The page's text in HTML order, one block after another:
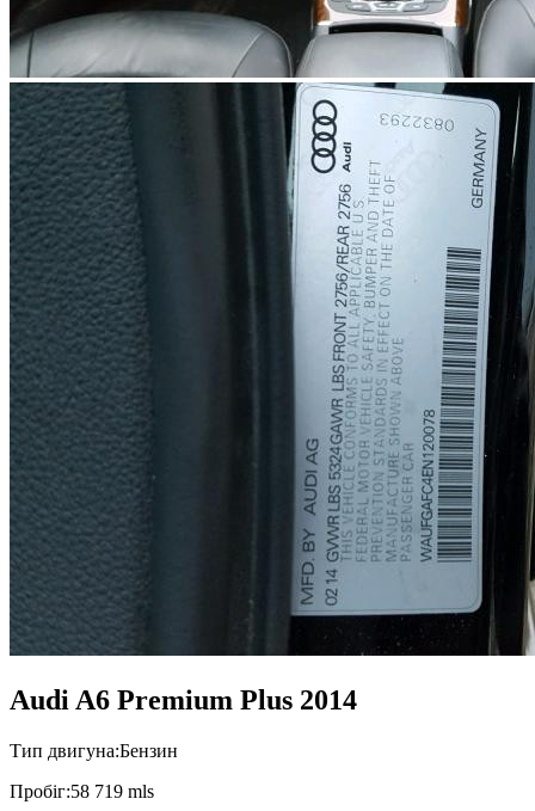
Audi A6 Premium Plus 2014
Тип двигуна:Бензин
Пробiг:58 719 mls